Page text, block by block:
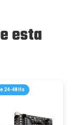
esta
24-48Hs